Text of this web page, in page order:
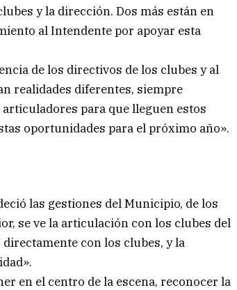
y la dirección. Dos más están en
al Intendente por apoyar esta
de los directivos de los clubes y al
realidades diferentes, siempre
para que lleguen estos
oportunidades para el próximo año».
las gestiones del Municipio, de los
se ve la articulación con los clubes del
con los clubes, y la
en el centro de la escena, reconocer la